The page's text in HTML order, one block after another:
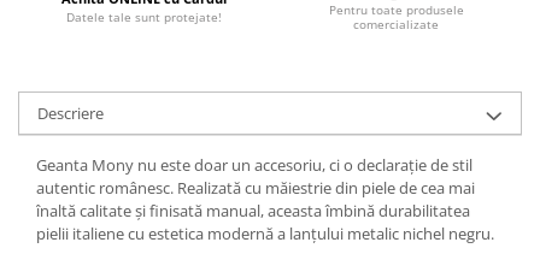
Datele tale sunt protejate!
Pentru toate produsele
comercializate
Descriere
Geanta Mony nu este doar un accesoriu, ci o declarație de stil
autentic românesc. Realizată cu măiestrie din piele de cea mai
înaltă calitate și finisată manual, aceasta îmbină durabilitatea
pielii italiene cu estetica modernă a lanțului metalic nichel negru.